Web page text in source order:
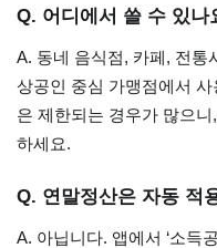
Q. 어디에서 쓸 수 있나
A. 동네 음식점, 카페, 전통
상공인 중심 가맹점에서
은 제한되는 경우가 많으
하세요.
Q. 연말정산은 자동 적
A. 아닙니다. 앱에서 ‘소득